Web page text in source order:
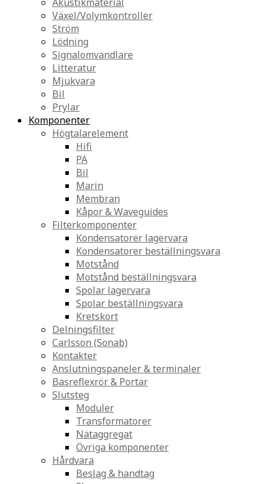
Växel/Volymkontroller
Ström
Lödning
Signalomvandlare
Litteratur
Mjukvara
Bil
Prylar
Komponenter
Högtalarelement
Hifi
PA
Bil
Marin
Membran
Kåpor & Waveguides
Filterkomponenter
Kondensatorer lagervara
Kondensatorer beställningsvara
Motstånd
Motstånd beställningsvara
Spolar lagervara
Spolar beställningsvara
Kretskort
Delningsfilter
Carlsson (Sonab)
Kontakter
Anslutningspaneler & terminaler
Basreflexrör & Portar
Slutsteg
Moduler
Transformatorer
Nätaggregat
Övriga komponenter
Hårdvara
Beslag & handtag